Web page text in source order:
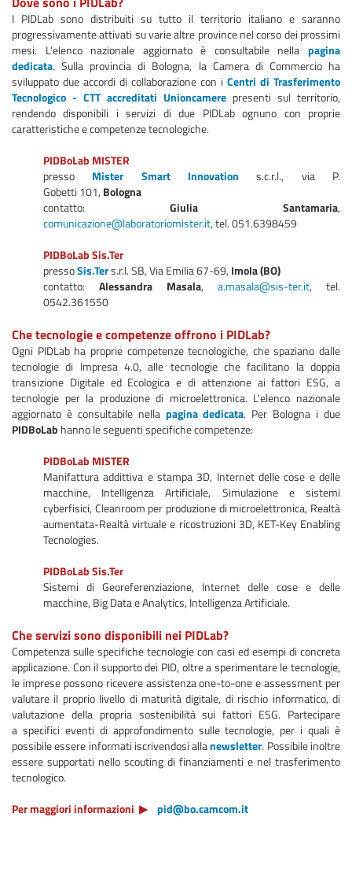
I PIDLab sono distribuiti su tutto il territorio italiano e saranno
progressivamente attivati su varie altre province nel corso dei prossimi
mesi. L'elenco nazionale aggiornato è consultabile nella pagina
dedicata. Sulla provincia di Bologna, la Camera di Commercio ha
sviluppato due accordi di collaborazione con i Centri di Trasferimento
Tecnologico - CTT accreditati Unioncamere presenti sul territorio,
rendendo disponibili i servizi di due PIDLab ognuno con proprie
caratteristiche e competenze tecnologiche.
PIDBoLab MISTER
presso Mister Smart Innovation s.c.r.l., via P.
Gobetti 101, Bologna
contatto: Giulia Santamaria,
comunicazione@laboratoriomister.it, tel. 051.6398459
PIDBoLab Sis.Ter
pressoSis.Ters.r.l. SB, Via Emilia 67-69, Imola (BO)
contatto: Alessandra Masala, a.masala@sis-ter.it, tel.
0542.361550
Che tecnologie e competenze offrono i PIDLab?
Ogni PIDLab ha proprie competenze tecnologiche, che spaziano dalle
tecnologie di Impresa 4.0, alle tecnologie che facilitano la doppia
transizione Digitale ed Ecologica e di attenzione ai fattori ESG, a
tecnologie per la produzione di microelettronica. L'elenco nazionale
aggiornato è consultabile nella pagina dedicata. Per Bologna i due
PIDBoLab hanno le seguenti specifiche competenze:
PIDBoLab MISTER
Manifattura addittiva e stampa 3D, Internet delle cose e delle
macchine, Intelligenza Artificiale, Simulazione e sistemi
cyberfisici, Cleanroom per produzione di microelettronica, Realtà
aumentata-Realtà virtuale e ricostruzioni 3D, KET-Key Enabling
Tecnologies.
PIDBoLab Sis.Ter
Sistemi di Georeferenziazione, Internet delle cose e delle
macchine, Big Data e Analytics, Intelligenza Artificiale.
Che servizi sono disponibili nei PIDLab?
Competenza sulle specifiche tecnologie con casi ed esempi di concreta
applicazione. Con il supporto dei PID, oltre a sperimentare le tecnologie,
le imprese possono ricevere assistenza one-to-one e assessment per
valutare il proprio livello di maturità digitale, di rischio informatico, di
valutazione della propria sostenibilità sui fattori ESG. Partecipare
a specifici eventi di approfondimento sulle tecnologie, per i quali è
possibile essere informati iscrivendosi allanewsletter. Possibile inoltre
essere supportati nello scouting di finanziamenti e nel trasferimento
tecnologico.
Per maggiori informazioni ▶ pid@bo.camcom.it